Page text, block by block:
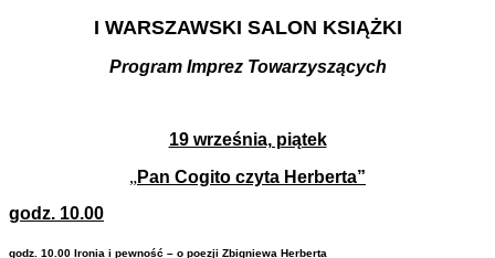
I WARSZAWSKI SALON KSIĄŻKI
Program Imprez Towarzyszących
19 września, piątek
„Pan Cogito czyta Herberta”
godz. 10.00
godz. 10.00 Ironia i pewność – o poezji Zbigniewa Herberta